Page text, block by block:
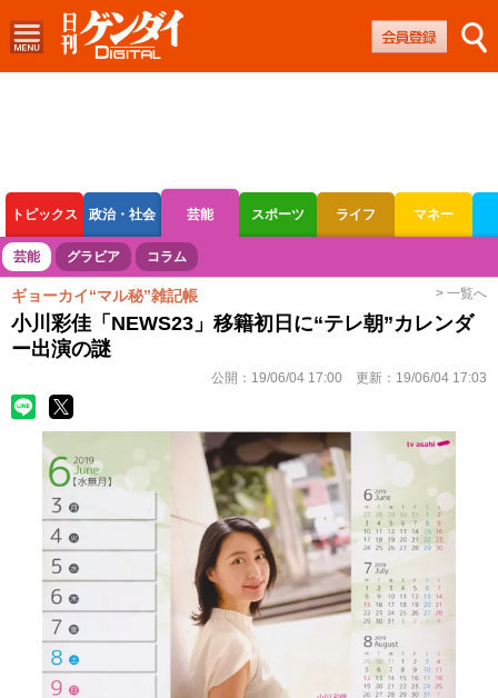
トピックス 政治・社会 芸能 スポーツ ライフ マネー
ボートレース 競輪 オートレース
芸能 グラビア コラム
ギョーカイ“マル秘”雑記帳 > 一覧へ
小川彩佳「NEWS23」移籍初日に“テレ朝”カレンダ
ー出演の謎
公開： 19/06/04 17:00 更新： 19/06/04 17:03